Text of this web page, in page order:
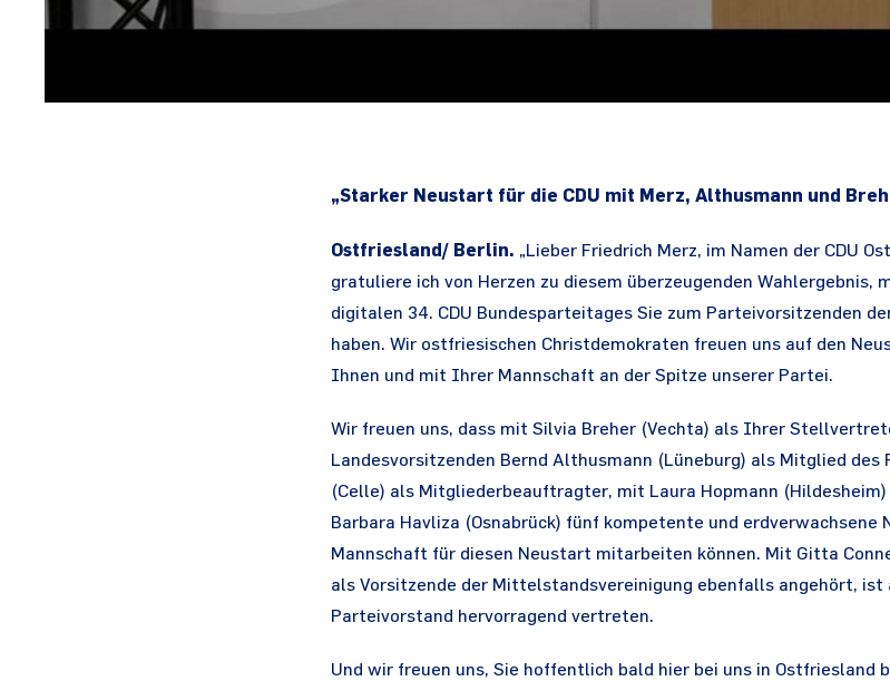
„Starker Neustart für die CDU mit Merz, Althusmann und
Ostfriesland/ Berlin. „Lieber Friedrich Merz, im Namen der CDU
gratuliere ich von Herzen zu diesem überzeugenden Wahlergebnis,
digitalen 34. CDU Bundesparteitages Sie zum Parteivorsitzenden
haben. Wir ostfriesischen Christdemokraten freuen uns auf den
Ihnen und mit Ihrer Mannschaft an der Spitze unserer Partei.
Wir freuen uns, dass mit Silvia Breher (Vechta) als Ihrer
Landesvorsitzenden Bernd Althusmann (Lüneburg) als Mitglied des
(Celle) als Mitgliederbeauftragter, mit Laura Hopmann
Barbara Havliza (Osnabrück) fünf kompetente und erdverwachsene
Mannschaft für diesen Neustart mitarbeiten können. Mit Gitta
als Vorsitzende der Mittelstandsvereinigung ebenfalls angehört, ist
Parteivorstand hervorragend vertreten.
Und wir freuen uns, Sie hoffentlich bald hier bei uns in Ostfriesland